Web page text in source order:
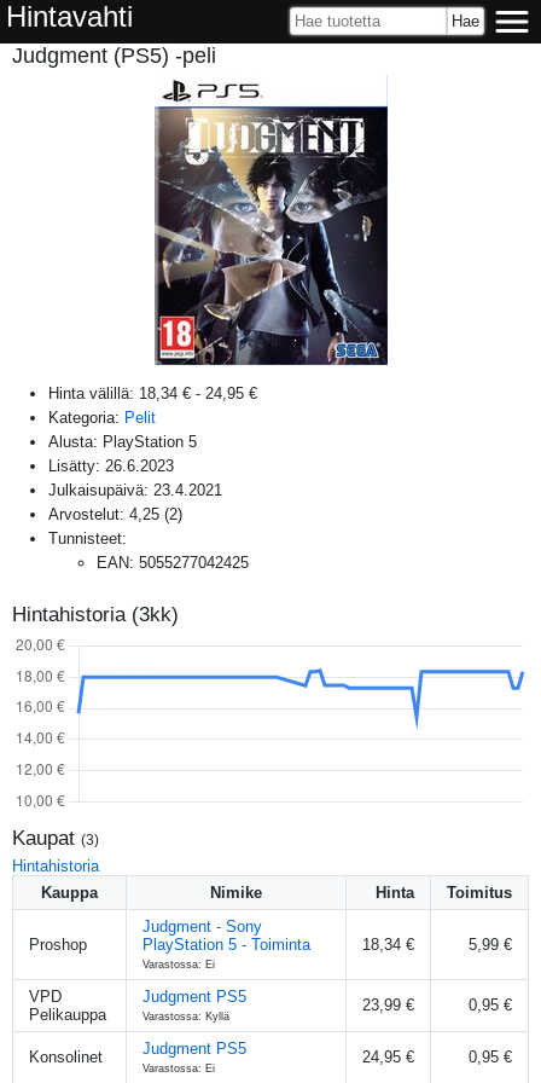
Hintavahti
Judgment (PS5) -peli
Hinta välillä: 18,34 € - 24,95 €
Kategoria: Pelit
Alusta: PlayStation 5
Lisätty: 26.6.2023
Julkaisupäivä: 23.4.2021
Arvostelut: 4,25 (2)
Tunnisteet:
EAN: 5055277042425
Hintahistoria (3kk)
Kaupat (3)
Hintahistoria
Kauppa
Nimike Hinta Toimitus
Proshop
Judgment - Sony
PlayStation 5 - Toiminta
Varastossa: Ei
18,34 € 5,99 €
VPD
Pelikauppa
Judgment PS5
Varastossa: Kyllä
23,99 € 0,95 €
Konsolinet Judgment PS5
Varastossa: Ei
24,95 € 0,95 €